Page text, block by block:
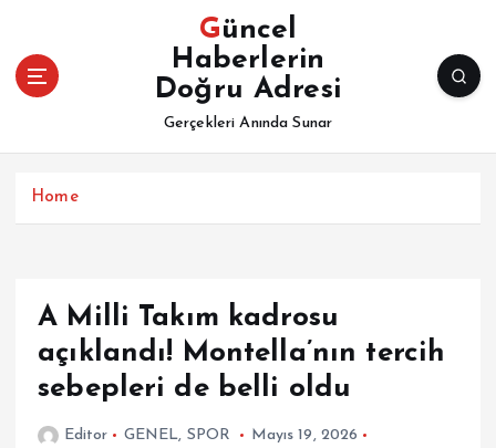
Güncel
Haberlerin
Doğru Adresi
Gerçekleri Anında Sunar
Home
A Milli Takım kadrosu
açıklandı! Montella’nın tercih
sebepleri de belli oldu
Editor GENEL, SPOR
Mayıs 19, 2026